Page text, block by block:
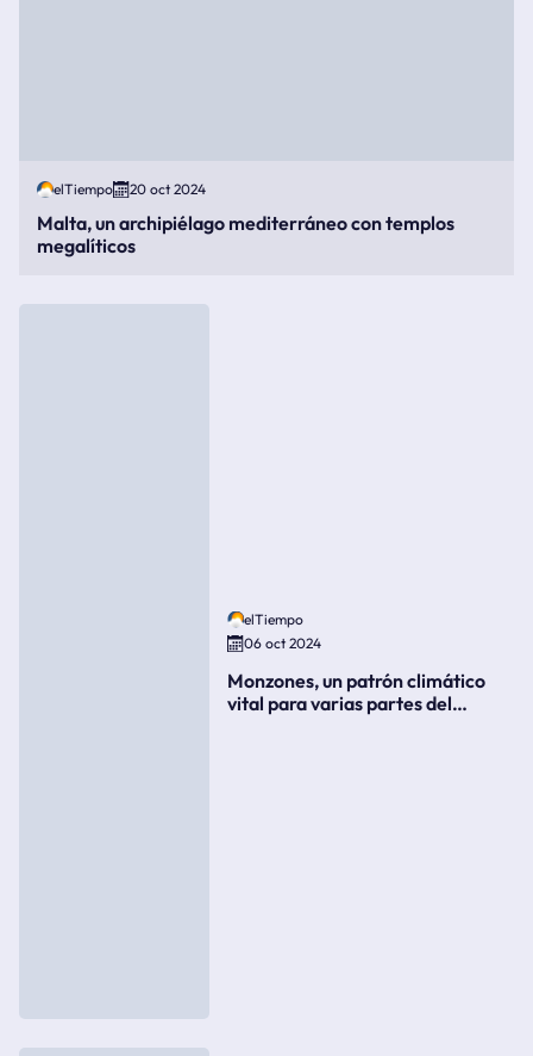
elTiempo 20 oct 2024
Malta, un archipiélago mediterráneo con templos
megalíticos
elTiempo
06 oct 2024
Monzones, un patrón climático
vital para varias partes del